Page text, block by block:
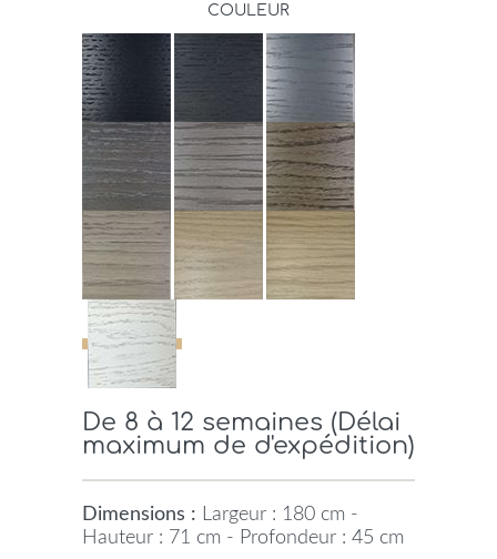
COULEUR
De 8 à 12 semaines (Délai
maximum de d'expédition)
Dimensions : Largeur : 180 cm -
Hauteur : 71 cm - Profondeur : 45 cm